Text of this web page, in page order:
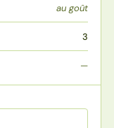
au goût
3
—